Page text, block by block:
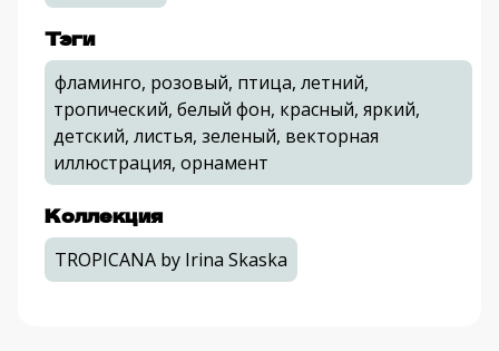
Тэги
фламинго, розовый, птица, летний,
тропический, белый фон, красный, яркий,
детский, листья, зеленый, векторная
иллюстрация, орнамент
Коллекция
TROPICANA by Irina Skaska